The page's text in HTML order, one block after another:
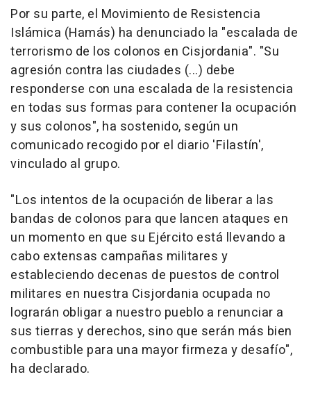
Por su parte, el Movimiento de Resistencia
Islámica (Hamás) ha denunciado la "escalada de
terrorismo de los colonos en Cisjordania". "Su
agresión contra las ciudades (...) debe
responderse con una escalada de la resistencia
en todas sus formas para contener la ocupación
y sus colonos", ha sostenido, según un
comunicado recogido por el diario 'Filastín',
vinculado al grupo.
"Los intentos de la ocupación de liberar a las
bandas de colonos para que lancen ataques en
un momento en que su Ejército está llevando a
cabo extensas campañas militares y
estableciendo decenas de puestos de control
militares en nuestra Cisjordania ocupada no
lograrán obligar a nuestro pueblo a renunciar a
sus tierras y derechos, sino que serán más bien
combustible para una mayor firmeza y desafío",
ha declarado.